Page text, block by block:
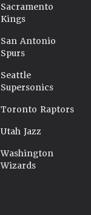
Sacramento
Kings
San Antonio
Spurs
Seattle
Supersonics
Toronto Raptors
Utah Jazz
Washington
Wizards